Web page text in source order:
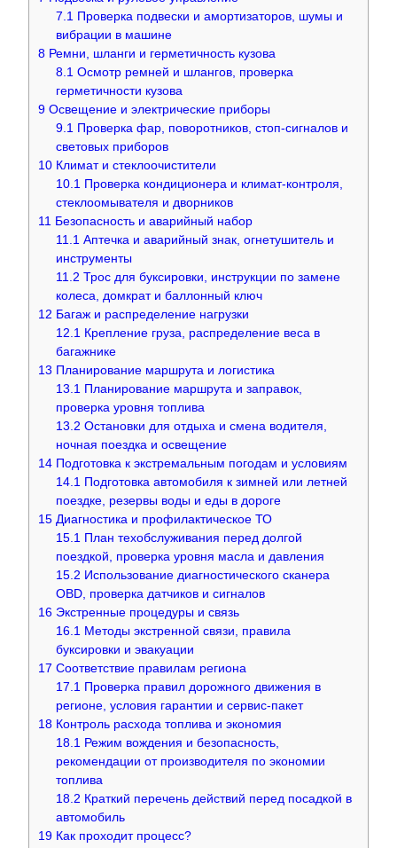
7.1 Проверка подвески и амортизаторов, шумы и
вибрации в машине
8 Ремни, шланги и герметичность кузова
8.1 Осмотр ремней и шлангов, проверка
герметичности кузова
9 Освещение и электрические приборы
9.1 Проверка фар, поворотников, стоп-сигналов и
световых приборов
10 Климат и стеклоочистители
10.1 Проверка кондиционера и климат-контроля,
стеклоомывателя и дворников
11 Безопасность и аварийный набор
11.1 Аптечка и аварийный знак, огнетушитель и
инструменты
11.2 Трос для буксировки, инструкции по замене
колеса, домкрат и баллонный ключ
12 Багаж и распределение нагрузки
12.1 Крепление груза, распределение веса в
багажнике
13 Планирование маршрута и логистика
13.1 Планирование маршрута и заправок,
проверка уровня топлива
13.2 Остановки для отдыха и смена водителя,
ночная поездка и освещение
14 Подготовка к экстремальным погодам и условиям
14.1 Подготовка автомобиля к зимней или летней
поездке, резервы воды и еды в дороге
15 Диагностика и профилактическое ТО
15.1 План техобслуживания перед долгой
поездкой, проверка уровня масла и давления
15.2 Использование диагностического сканера
OBD, проверка датчиков и сигналов
16 Экстренные процедуры и связь
16.1 Методы экстренной связи, правила
буксировки и эвакуации
17 Соответствие правилам региона
17.1 Проверка правил дорожного движения в
регионе, условия гарантии и сервис-пакет
18 Контроль расхода топлива и экономия
18.1 Режим вождения и безопасность,
рекомендации от производителя по экономии
топлива
18.2 Краткий перечень действий перед посадкой в
автомобиль
19 Как проходит процесс?